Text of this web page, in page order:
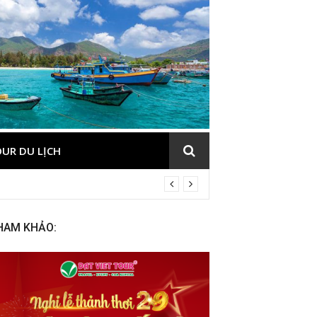
DU LỊCH
KHẢO: